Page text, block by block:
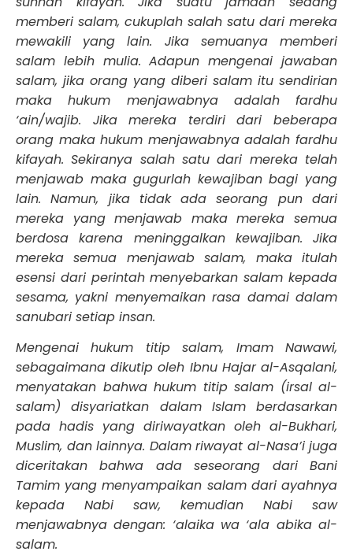
memberi salam, cukuplah salah satu dari mereka
mewakili yang lain. Jika semuanya memberi
salam lebih mulia. Adapun mengenai jawaban
salam, jika orang yang diberi salam itu sendirian
maka hukum menjawabnya adalah fardhu
‘ain/wajib. Jika mereka terdiri dari beberapa
orang maka hukum menjawabnya adalah fardhu
kifayah. Sekiranya salah satu dari mereka telah
menjawab maka gugurlah kewajiban bagi yang
lain. Namun, jika tidak ada seorang pun dari
mereka yang menjawab maka mereka semua
berdosa karena meninggalkan kewajiban. Jika
mereka semua menjawab salam, maka itulah
esensi dari perintah menyebarkan salam kepada
sesama, yakni menyemaikan rasa damai dalam
sanubari setiap insan.
Mengenai hukum titip salam, Imam Nawawi,
sebagaimana dikutip oleh Ibnu Hajar al-Asqalani,
menyatakan bahwa hukum titip salam (irsal al-
salam) disyariatkan dalam Islam berdasarkan
pada hadis yang diriwayatkan oleh al-Bukhari,
Muslim, dan lainnya. Dalam riwayat al-Nasa’i juga
diceritakan bahwa ada seseorang dari Bani
Tamim yang menyampaikan salam dari ayahnya
kepada Nabi saw, kemudian Nabi saw
menjawabnya dengan: ‘alaika wa ‘ala abika al-
salam.